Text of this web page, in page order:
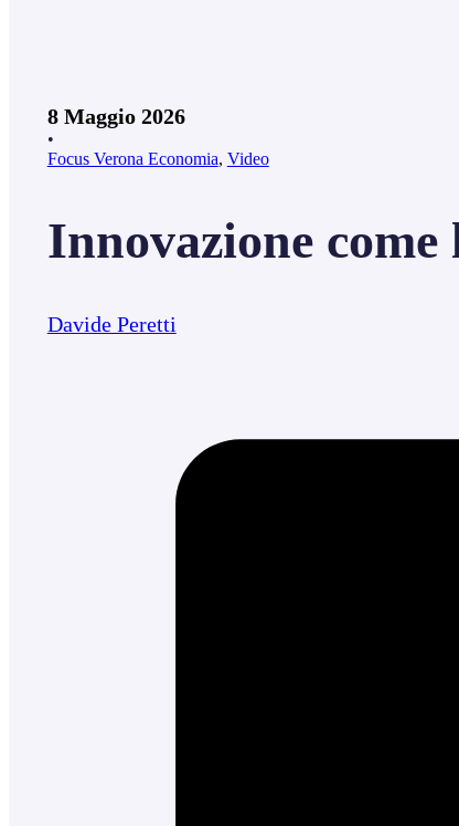
8 Maggio 2026
•
Focus Verona Economia, Video
Innovazione
Davide Peretti